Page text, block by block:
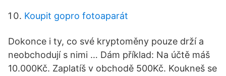
Koupit gopro fotoaparát
Dokonce i ty, co své kryptoměny pouze drží a
neobchodují s nimi … Dám příklad: Na účtě máš
10.000Kč. Zaplatíš v obchodě 500Kč. Koukneš se